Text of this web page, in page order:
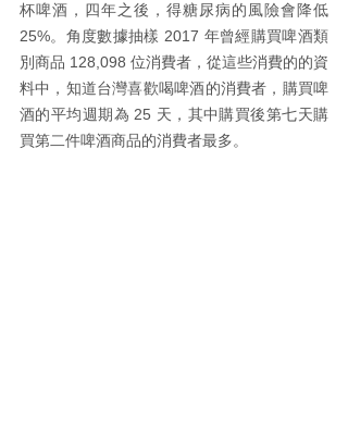
杯啤酒，四年之後，得糖尿病的風險會降低
25%。角度數據抽樣 2017 年曾經購買啤酒類
別商品 128,098 位消費者，從這些消費的的資
料中，知道台灣喜歡喝啤酒的消費者，購買啤
酒的平均週期為 25 天，其中購買後第七天購
買第二件啤酒商品的消費者最多。